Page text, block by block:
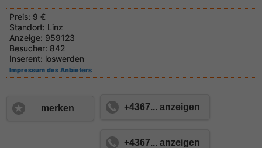
Preis: 9 €
Standort: Linz
Anzeige: 959123
Besucher: 842
Inserent: loswerden
Impressum des Anbieters
merken +4367... anzeigen
+4367... anzeigen